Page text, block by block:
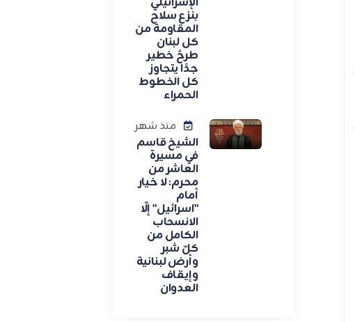
بنزع سلاح
المقاومة من
كل لبنان
طرحٌ خطير
جدًا يتجاوز
كل الخطوط
الحمراء
منذ شهر
الشيخ قاسم
في مسيرة
العاشر من
محرم: لا خيار
أمام
"اسرائيل" إلّا
الانسحاب
الكامل من
كلّ شبر
وأرض لبنانية
وإيقاف
العدوان